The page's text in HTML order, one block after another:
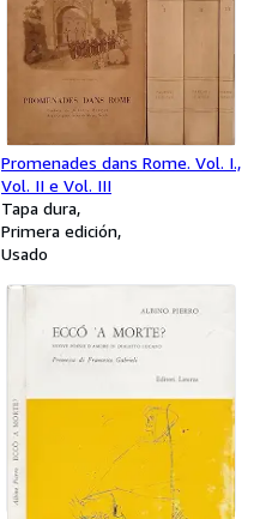
Promenades dans Rome. Vol. I.,
Vol. II e Vol. III
Tapa dura
Primera edición
Usado